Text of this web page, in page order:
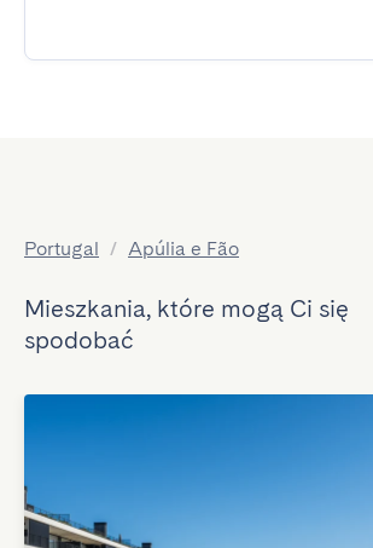
Portugal / Apúlia e Fão
Mieszkania, które mogą Ci się
spodobać